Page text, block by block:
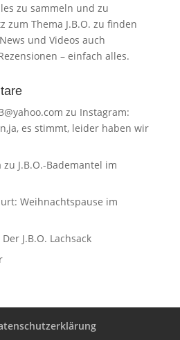
zu sammeln und zu
zum Thema J.B.O. zu finden
und Videos auch
– einfach alles.
zu Instagram:
es stimmt, leider haben wir
zu J.B.O.-Bademantel im
Weihnachtspause im
J.B.O. Lachsack